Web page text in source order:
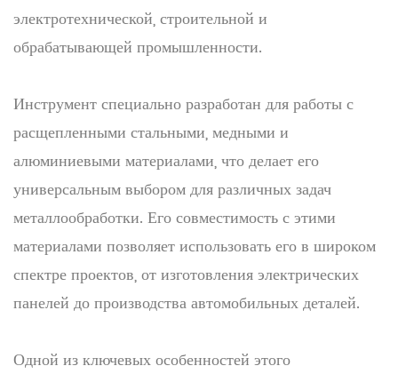
электротехнической, строительной и
обрабатывающей промышленности.
Инструмент специально разработан для работы с
расщепленными стальными, медными и
алюминиевыми материалами, что делает его
универсальным выбором для различных задач
металлообработки. Его совместимость с этими
материалами позволяет использовать его в широком
спектре проектов, от изготовления электрических
панелей до производства автомобильных деталей.
Одной из ключевых особенностей этого